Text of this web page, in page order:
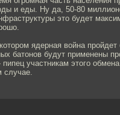
и еды. Ну да, 50-80
это будет
ядерная война
батонов будут применены
участникам этого
случае.